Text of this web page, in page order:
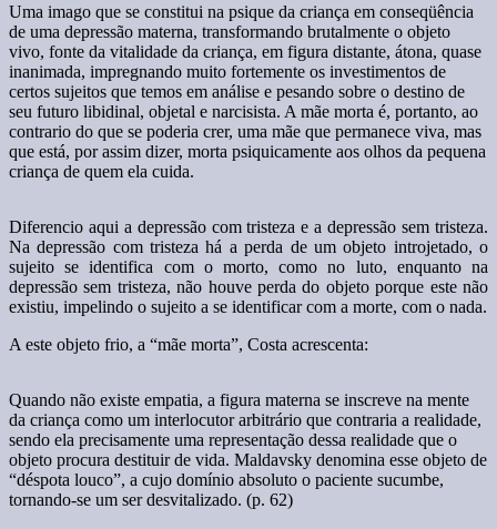
Uma imago que se constitui na psique da criança em conseqüência
de uma depressão materna, transformando brutalmente o objeto
vivo, fonte da vitalidade da criança, em figura distante, átona, quase
inanimada, impregnando muito fortemente os investimentos de
certos sujeitos que temos em análise e pesando sobre o destino de
seu futuro libidinal, objetal e narcisista. A mãe morta é, portanto, ao
contrario do que se poderia crer, uma mãe que permanece viva, mas
que está, por assim dizer, morta psiquicamente aos olhos da pequena
criança de quem ela cuida.
Diferencio aqui a depressão com tristeza e a depressão sem tristeza.
Na depressão com tristeza há a perda de um objeto introjetado, o
sujeito se identifica com o morto, como no luto, enquanto na
depressão sem tristeza, não houve perda do objeto porque este não
existiu, impelindo o sujeito a se identificar com a morte, com o nada.
A este objeto frio, a “mãe morta”, Costa acrescenta:
Quando não existe empatia, a figura materna se inscreve na mente
da criança como um interlocutor arbitrário que contraria a realidade,
sendo ela precisamente uma representação dessa realidade que o
objeto procura destituir de vida. Maldavsky denomina esse objeto de
“déspota louco”, a cujo domínio absoluto o paciente sucumbe,
tornando-se um ser desvitalizado. (p. 62)